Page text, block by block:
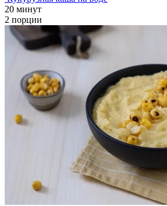
20 минут
2 порции